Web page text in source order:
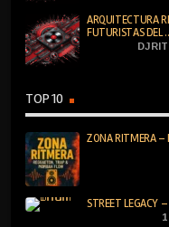
ARQUITECTURA
FUTURISTAS DEL
TOP 10
ZONA RITMERA –
STREET LEGACY –